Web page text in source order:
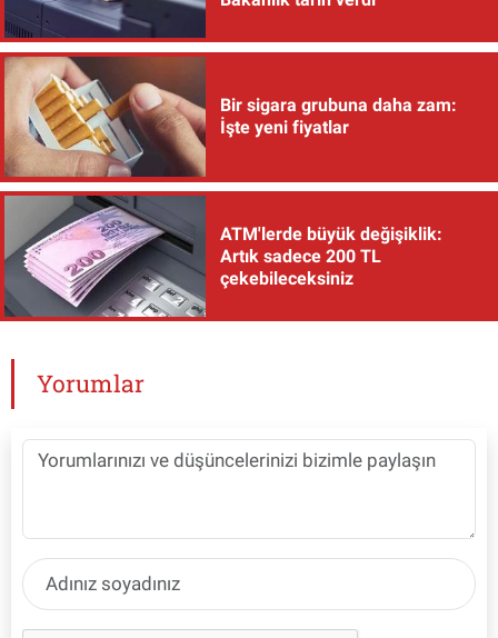
Bir sigara grubuna daha zam:
İşte yeni fiyatlar
ATM'lerde büyük değişiklik:
Artık sadece 200 TL
çekebileceksiniz
Yorumlar